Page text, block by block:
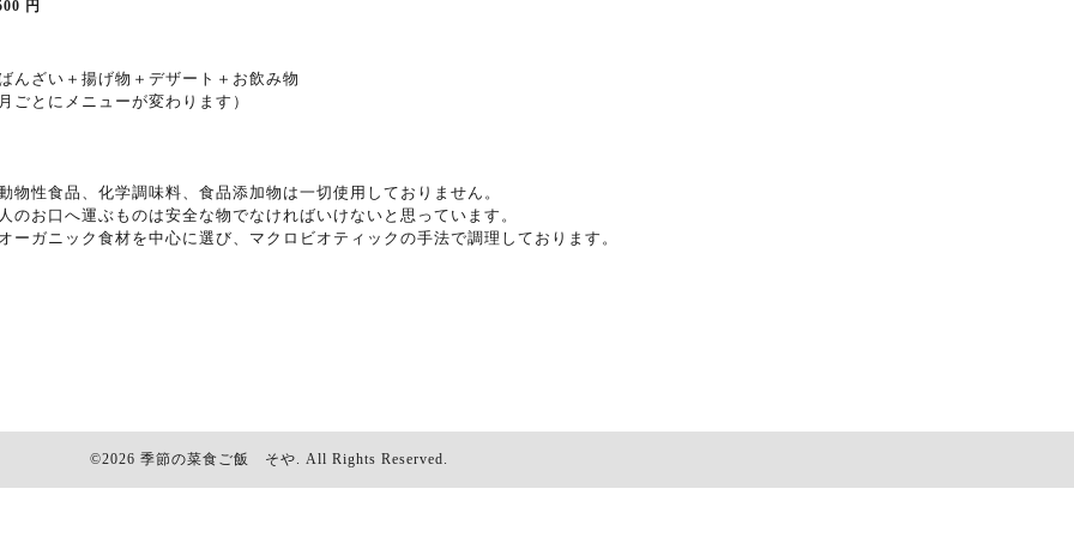
円
んざい＋揚げ物＋デザート＋お飲み物
月ごとにメニューが変わります）
物性食品、化学調味料、食品添加物は一切使用しておりません。
のお口へ運ぶものは安全な物でなければいけないと思っています。
ーガニック食材を中心に選び、マクロビオティックの手法で調理しております。
©2026 季節の菜食ご飯 そや. All Rights Reserved.